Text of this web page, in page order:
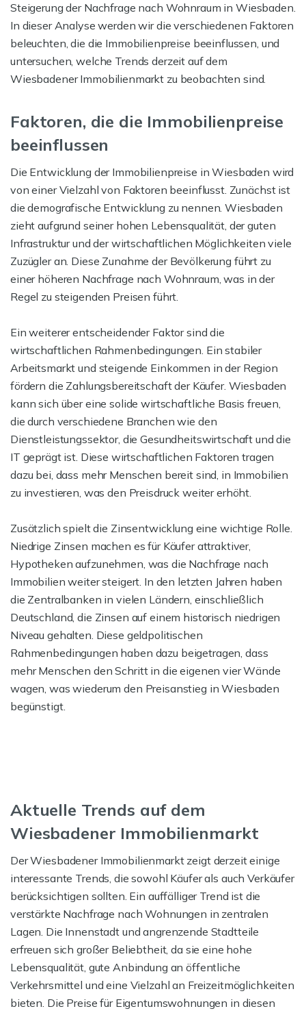
Steigerung der Nachfrage nach Wohnraum in Wiesbaden.
In dieser Analyse werden wir die verschiedenen Faktoren
beleuchten, die die Immobilienpreise beeinflussen, und
untersuchen, welche Trends derzeit auf dem
Wiesbadener Immobilienmarkt zu beobachten sind.
Faktoren, die die Immobilienpreise
beeinflussen
Die Entwicklung der Immobilienpreise in Wiesbaden wird
von einer Vielzahl von Faktoren beeinflusst. Zunächst ist
die demografische Entwicklung zu nennen. Wiesbaden
zieht aufgrund seiner hohen Lebensqualität, der guten
Infrastruktur und der wirtschaftlichen Möglichkeiten viele
Zuzügler an. Diese Zunahme der Bevölkerung führt zu
einer höheren Nachfrage nach Wohnraum, was in der
Regel zu steigenden Preisen führt.
Ein weiterer entscheidender Faktor sind die
wirtschaftlichen Rahmenbedingungen. Ein stabiler
Arbeitsmarkt und steigende Einkommen in der Region
fördern die Zahlungsbereitschaft der Käufer. Wiesbaden
kann sich über eine solide wirtschaftliche Basis freuen,
die durch verschiedene Branchen wie den
Dienstleistungssektor, die Gesundheitswirtschaft und die
IT geprägt ist. Diese wirtschaftlichen Faktoren tragen
dazu bei, dass mehr Menschen bereit sind, in Immobilien
zu investieren, was den Preisdruck weiter erhöht.
Zusätzlich spielt die Zinsentwicklung eine wichtige Rolle.
Niedrige Zinsen machen es für Käufer attraktiver,
Hypotheken aufzunehmen, was die Nachfrage nach
Immobilien weiter steigert. In den letzten Jahren haben
die Zentralbanken in vielen Ländern, einschließlich
Deutschland, die Zinsen auf einem historisch niedrigen
Niveau gehalten. Diese geldpolitischen
Rahmenbedingungen haben dazu beigetragen, dass
mehr Menschen den Schritt in die eigenen vier Wände
wagen, was wiederum den Preisanstieg in Wiesbaden
begünstigt.
Aktuelle Trends auf dem
Wiesbadener Immobilienmarkt
Der Wiesbadener Immobilienmarkt zeigt derzeit einige
interessante Trends, die sowohl Käufer als auch Verkäufer
berücksichtigen sollten. Ein auffälliger Trend ist die
verstärkte Nachfrage nach Wohnungen in zentralen
Lagen. Die Innenstadt und angrenzende Stadtteile
erfreuen sich großer Beliebtheit, da sie eine hohe
Lebensqualität, gute Anbindung an öffentliche
Verkehrsmittel und eine Vielzahl an Freizeitmöglichkeiten
bieten. Die Preise für Eigentumswohnungen in diesen